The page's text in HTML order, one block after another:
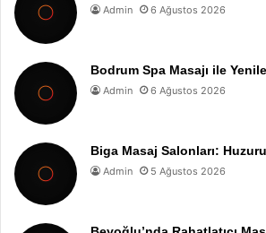
Admin 6 Ağustos 2026
Bodrum Spa Masajı ile
Admin 6 Ağustos 2026
Biga Masaj Salonları:
Admin 5 Ağustos 2026